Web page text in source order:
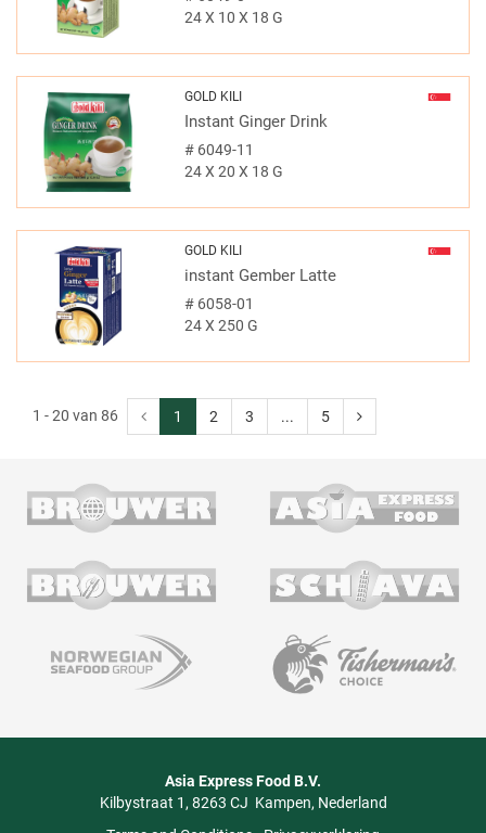
24 X 10 X 18 G
GOLD KILI
Instant Ginger Drink
#6049-11
24 X 20 X 18 G
GOLD KILI
instant Gember Latte
#6058-01
24 X 250 G
1 - 20 van 86 1 2 3 ... 5
Asia Express Food B.V.
Kilbystraat 1 8263 CJ Kampen Nederland